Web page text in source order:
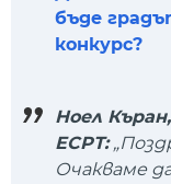
бъде
конкурс?
Ноел
ЕСРТ:
Очакваме